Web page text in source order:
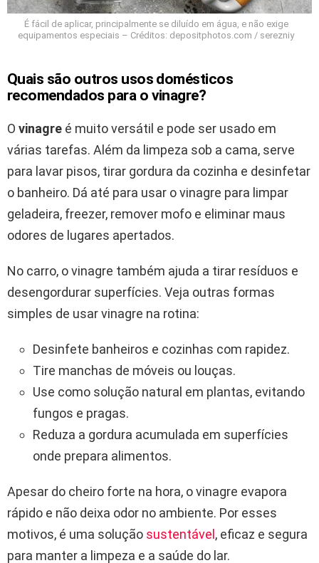
É fácil de aplicar, principalmente se diluído em água, e não exige
equipamentos especiais – Créditos: depositphotos.com / serezniy
Quais são outros usos domésticos
recomendados para o vinagre?
O vinagre é muito versátil e pode ser usado em
várias tarefas. Além da limpeza sob a cama, serve
para lavar pisos, tirar gordura da cozinha e desinfetar
o banheiro. Dá até para usar o vinagre para limpar
geladeira, freezer, remover mofo e eliminar maus
odores de lugares apertados.
No carro, o vinagre também ajuda a tirar resíduos e
desengordurar superfícies. Veja outras formas
simples de usar vinagre na rotina:
Desinfete banheiros e cozinhas com rapidez.
Tire manchas de móveis ou louças.
Use como solução natural em plantas, evitando
fungos e pragas.
Reduza a gordura acumulada em superfícies
onde prepara alimentos.
Apesar do cheiro forte na hora, o vinagre evapora
rápido e não deixa odor no ambiente. Por esses
motivos, é uma solução sustentável , eficaz e segura
para manter a limpeza e a saúde do lar.